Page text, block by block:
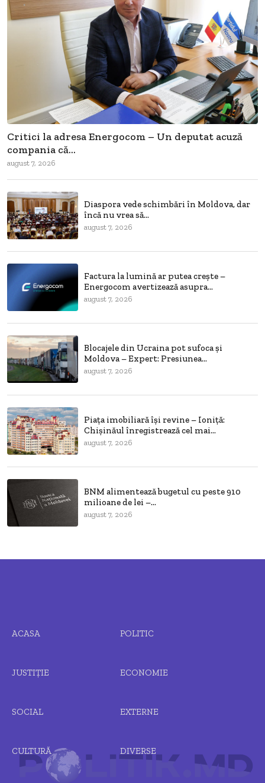
Critici la adresa Energocom – Un deputat acuză
compania că...
august 7, 2026
Diaspora vede schimbări în Moldova, dar
încă nu vrea să...
august 7, 2026
Factura la lumină ar putea crește –
Energocom avertizează asupra...
august 7, 2026
Blocajele din Ucraina pot sufoca și
Moldova – Expert: Presiunea...
august 7, 2026
Piața imobiliară își revine – Ioniță:
Chișinăul înregistrează cel mai...
august 7, 2026
BNM alimentează bugetul cu peste 910
milioane de lei –...
august 7, 2026
ACASA POLITIC
JUSTIȚIE ECONOMIE
SOCIAL EXTERNE
CULTURĂ DIVERSE